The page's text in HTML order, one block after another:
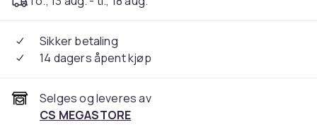
Sikker betaling
14 dagers åpent kjøp
Selges og leveres av
CS MEGASTORE